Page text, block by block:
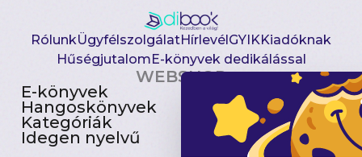
RólunkÜgyfélszolgálatHírlevélGYIKKiadóknak
HűségjutalomE-könyvek dedikálással
WEBSHOP
E-könyvek
Hangoskönyvek
Kategóriák
Idegen nyelvű
Csomagajánlatok
Akciósak
Előjegyezhetők
Újdonságok